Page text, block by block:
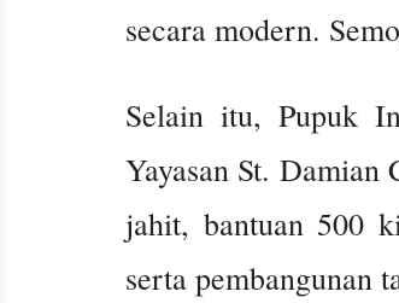
secara modern.
Selain itu, Pupuk
Yayasan St. Damian
jahit, bantuan 500
serta pembangunan